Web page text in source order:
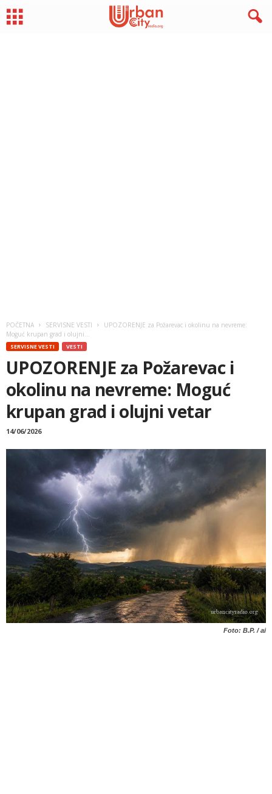
POČETNA SERVISNE VESTI
UPOZORENJE za Požarevac i okolinu na nevreme:
Moguć krupan grad i olujni...
SERVISNE VESTI VESTI
UPOZORENJE za Požarevac i
okolinu na nevreme: Moguć
krupan grad i olujni vetar
14/06/2026
Foto: B.P. / ai